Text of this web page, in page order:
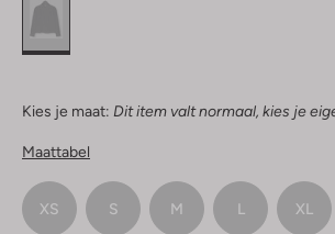
Kies je maat: Dit item valt normaal, kies je
Maattabel
XS S M L XL